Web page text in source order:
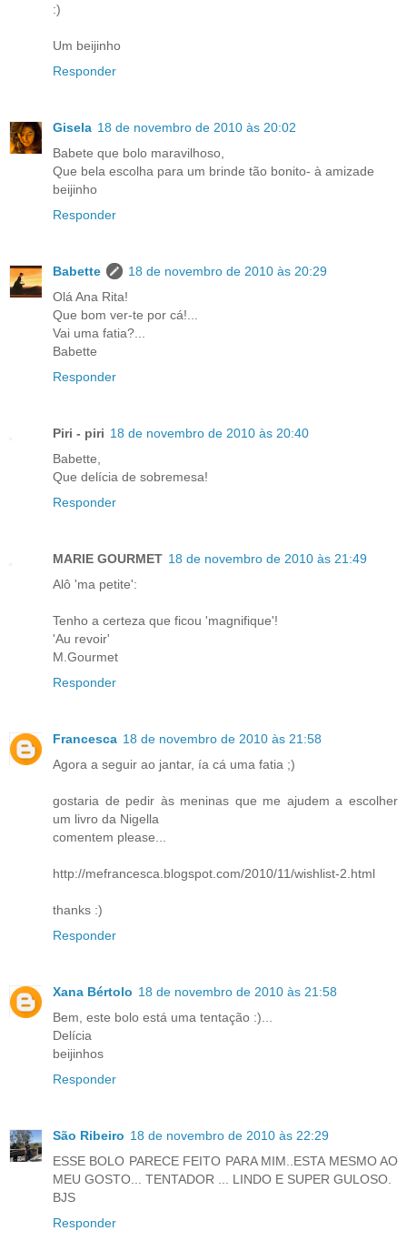
:)
Um beijinho
Responder
Gisela 18 de novembro de 2010 às 20:02
Babete que bolo maravilhoso,
Que bela escolha para um brinde tão bonito- à amizade
beijinho
Responder
Babette
18 de novembro de 2010 às 20:29
Olá Ana Rita!
Que bom ver-te por cá!...
Vai uma fatia?...
Babette
Responder
Piri - piri 18 de novembro de 2010 às 20:40
Babette,
Que delícia de sobremesa!
Responder
MARIE GOURMET 18 de novembro de 2010 às 21:49
Alô 'ma petite':
Tenho a certeza que ficou 'magnifique'!
'Au revoir'
M.Gourmet
Responder
Francesca 18 de novembro de 2010 às 21:58
Agora a seguir ao jantar, ía cá uma fatia ;)
gostaria de pedir às meninas que me ajudem a escolher
um livro da Nigella
comentem please...
http://mefrancesca.blogspot.com/2010/11/wishlist-2.html
thanks :)
Responder
Xana Bértolo 18 de novembro de 2010 às 21:58
Bem, este bolo está uma tentação :)...
Delícia
beijinhos
Responder
São Ribeiro 18 de novembro de 2010 às 22:29
ESSE BOLO PARECE FEITO PARA MIM..ESTA MESMO AO
MEU GOSTO... TENTADOR ... LINDO E SUPER GULOSO.
BJS
Responder